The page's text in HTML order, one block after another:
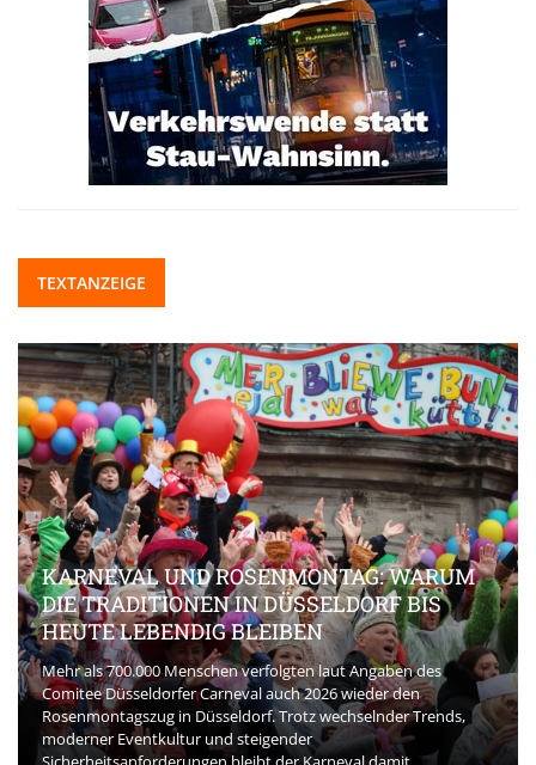
TEXTANZEIGE
KARNEVAL UND ROSENMONTAG: WARUM
DIE TRADITIONEN IN DÜSSELDORF BIS
HEUTE LEBENDIG BLEIBEN
Mehr als 700.000 Menschen verfolgten laut Angaben des
Comitee Düsseldorfer Carneval auch 2026 wieder den
Rosenmontagszug in Düsseldorf. Trotz wechselnder Trends,
moderner Eventkultur und steigender